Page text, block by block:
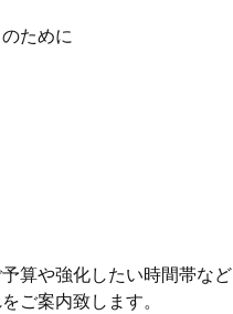
ために
算や強化したい時間帯など
ご案内致します。